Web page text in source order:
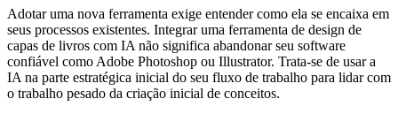
Adotar uma nova ferramenta exige entender como ela se encaixa em
seus processos existentes. Integrar uma ferramenta de design de
capas de livros com IA não significa abandonar seu software
confiável como Adobe Photoshop ou Illustrator. Trata-se de usar a
IA na parte estratégica inicial do seu fluxo de trabalho para lidar com
o trabalho pesado da criação inicial de conceitos.